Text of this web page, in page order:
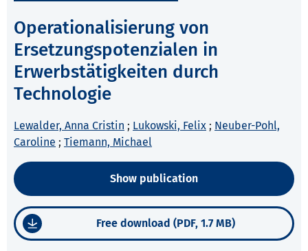
Operationalisierung von
Ersetzungspotenzialen in
Erwerbstätigkeiten durch
Technologie
Lewalder, Anna Cristin ; Lukowski, Felix ; Neuber-Pohl,
Caroline ; Tiemann, Michael
Show publication
Free download (PDF, 1.7 MB)